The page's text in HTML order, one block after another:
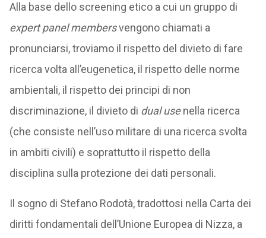
Alla base dello screening etico a cui un gruppo di
expert panel membersvengono chiamati a
pronunciarsi, troviamo il rispetto del divieto di fare
ricerca volta all’eugenetica, il rispetto delle norme
ambientali, il rispetto dei principi di non
discriminazione, il divieto di dual usenella ricerca
(che consiste nell’uso militare di una ricerca svolta
in ambiti civili) e soprattutto il rispetto della
disciplina sulla protezione dei dati personali.
Il sogno di Stefano Rodotà, tradottosi nella Carta dei
diritti fondamentali dell’Unione Europea di Nizza, a